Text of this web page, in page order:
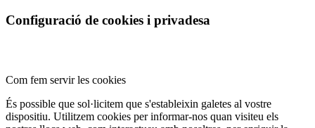
Configuració de cookies i privadesa
Com fem servir les cookies
És possible que sol·licitem que s'estableixin galetes al vostre
dispositiu. Utilitzem cookies per informar-nos quan visiteu els